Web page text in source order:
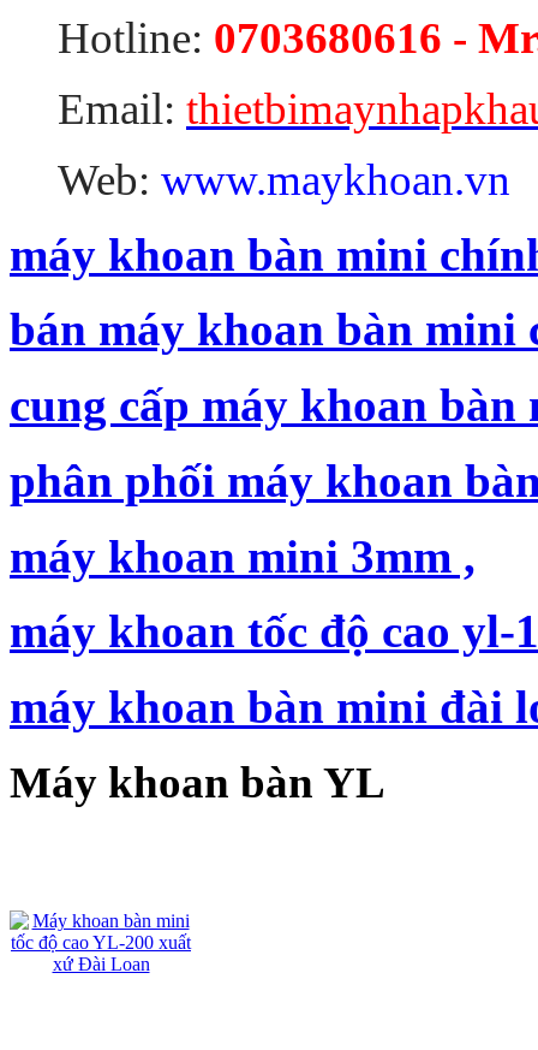
Hotline: 0703680616 -
Email:
Web: www.maykhoan.vn
máy khoan bàn mini
bán máy khoan bàn mini
cung cấp máy khoan
phân phối máy khoan
máy khoan mini 3mm ,
máy khoan tốc độ cao yl-
máy khoan bàn mini đài
Máy khoan bàn YL